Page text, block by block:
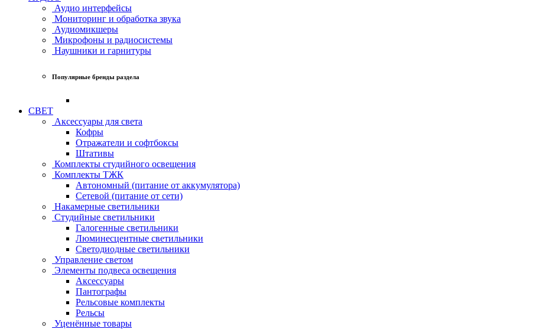
Аудио интерфейсы
Мониторинг и обработка звука
Аудиомикшеры
Микрофоны и радиосистемы
Наушники и гарнитуры
Популярные бренды раздела
СВЕТ
Аксессуары для света
Кофры
Отражатели и софтбоксы
Штативы
Комплекты студийного освещения
Комплекты ТЖК
Автономный (питание от аккумулятора)
Сетевой (питание от сети)
Накамерные светильники
Студийные светильники
Галогенные светильники
Люминесцентные светильники
Светодиодные светильники
Управление светом
Элементы подвеса освещения
Аксессуары
Пантографы
Рельсовые комплекты
Рельсы
Уценённые товары